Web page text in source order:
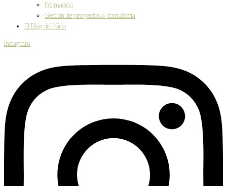
Formación
Gestión de proyectos & consultoría
El Blog del Nido
Instagram